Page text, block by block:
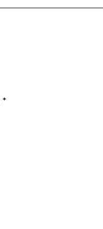
*